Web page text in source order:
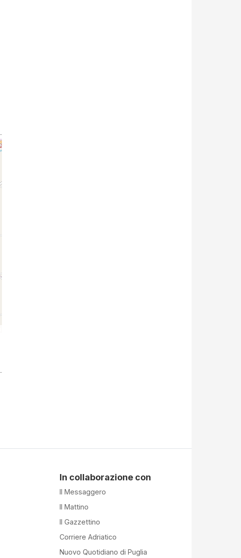
In collaborazione con
Il Messaggero
Il Mattino
Il Gazzettino
Corriere Adriatico
Nuovo Quotidiano di Puglia